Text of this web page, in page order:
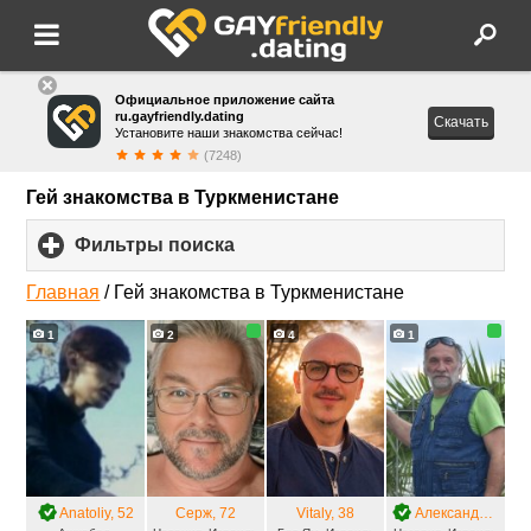
Официальное приложение сайта
ru.gayfriendly.dating
Установите наши знакомства сейчас!
(7248)
Скачать
Гей знакомства в Туркменистане
Фильтры поиска
to
expand
contents
Главная / Гей знакомства в Туркменистане
1
Anatoliy, 52
2
Серж, 72
4
Vitaly, 38
1
Александр , 67